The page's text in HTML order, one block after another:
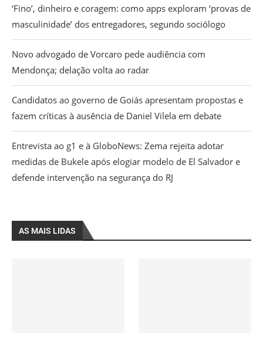
‘Fino’, dinheiro e coragem: como apps exploram ‘provas de
masculinidade’ dos entregadores, segundo sociólogo
Novo advogado de Vorcaro pede audiência com
Mendonça; delação volta ao radar
Candidatos ao governo de Goiás apresentam propostas e
fazem críticas à ausência de Daniel Vilela em debate
Entrevista ao g1 e à GloboNews: Zema rejeita adotar
medidas de Bukele após elogiar modelo de El Salvador e
defende intervenção na segurança do RJ
AS MAIS LIDAS